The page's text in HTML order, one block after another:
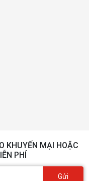
KHUYẾN MẠI HOẶC
PHÍ
Gửi